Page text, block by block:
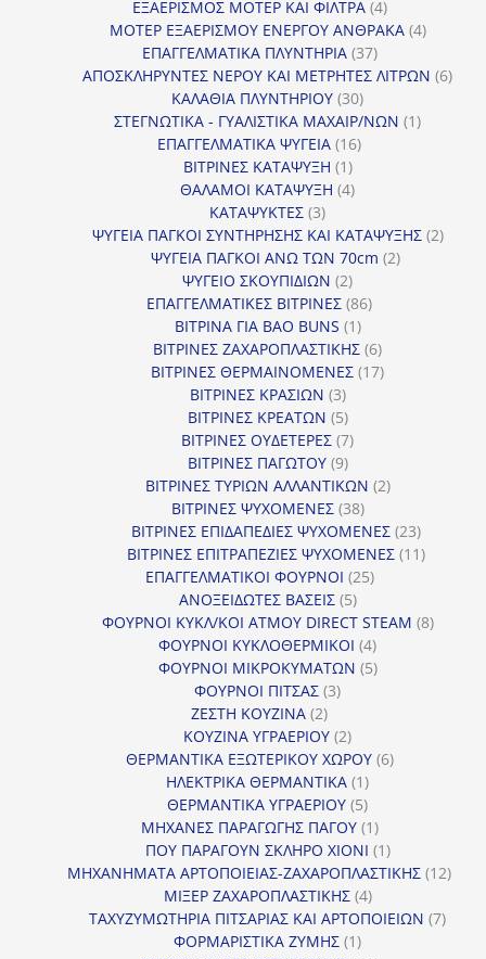
προϊόν
ΕΞΑΕΡΙΣΜΟΣ ΜΟΤΕΡ ΚΑΙ ΦΙΛΤΡΑ 44
προϊόντα
ΜΟΤΕΡ ΕΞΑΕΡΙΣΜΟΥ ΕΝΕΡΓΟΥ ΑΝΘΡΑΚΑ 44
ΕΠΑΓΓΕΛΜΑΤΙΚΑ ΠΛΥΝΤΗΡΙΑ 3737
προϊόντα
ΑΠΟΣΚΛΗΡΥΝΤΕΣ ΝΕΡΟΥ ΚΑΙ ΜΕΤΡΗΤΕΣ ΛΙΤΡΩΝ 66
ΚΑΛΑΘΙΑ ΠΛΥΝΤΗΡΙΟΥ 3030
προϊόντα
ΣΤΕΓΝΩΤΙΚΑ - ΓΥΑΛΙΣΤΙΚΑ ΜΑΧΑΙΡ/ΝΩΝ 11
ΕΠΑΓΓΕΛΜΑΤΙΚΑ ΨΥΓΕΙΑ 1616
ΒΙΤΡΙΝΕΣ ΚΑΤΑΨΥΞΗ 11
προϊόν
ΘΑΛΑΜΟΙ ΚΑΤΑΨΥΞΗ 44
ΚΑΤΑΨΥΚΤΕΣ 33
προϊόντα
ΨΥΓΕΙΑ ΠΑΓΚΟΙ ΣΥΝΤΗΡΗΣΗΣ ΚΑΙ ΚΑΤΑΨΥΞΗΣ 22
ΨΥΓΕΙΑ ΠΑΓΚΟΙ ΑΝΩ ΤΩΝ 70cm 22
ΨΥΓΕΙΟ ΣΚΟΥΠΙΔΙΩΝ 22
προϊόντα
ΕΠΑΓΓΕΛΜΑΤΙΚΕΣ ΒΙΤΡΙΝΕΣ 8686
ΒΙΤΡΙΝΑ ΓΙΑ BAO BUNS 11
προϊόν
ΒΙΤΡΙΝΕΣ ΖΑΧΑΡΟΠΛΑΣΤΙΚΗΣ 66
προϊόντα
ΒΙΤΡΙΝΕΣ ΘΕΡΜΑΙΝΟΜΕΝΕΣ 1717
ΒΙΤΡΙΝΕΣ ΚΡΑΣΙΩΝ 33
προϊόντα
ΒΙΤΡΙΝΕΣ ΚΡΕΑΤΩΝ 55
προϊόντα
ΒΙΤΡΙΝΕΣ ΟΥΔΕΤΕΡΕΣ 77
ΒΙΤΡΙΝΕΣ ΠΑΓΩΤΟΥ 99
προϊόντα
ΒΙΤΡΙΝΕΣ ΤΥΡΙΩΝ ΑΛΛΑΝΤΙΚΩΝ 22
ΒΙΤΡΙΝΕΣ ΨΥΧΟΜΕΝΕΣ 3838
προϊόντα
ΒΙΤΡΙΝΕΣ ΕΠΙΔΑΠΕΔΙΕΣ ΨΥΧΟΜΕΝΕΣ 2323
προϊόντα
ΒΙΤΡΙΝΕΣ ΕΠΙΤΡΑΠΕΖΙΕΣ ΨΥΧΟΜΕΝΕΣ 1111
ΕΠΑΓΓΕΛΜΑΤΙΚΟΙ ΦΟΥΡΝΟΙ 2525
ΑΝΟΞΕΙΔΩΤΕΣ ΒΑΣΕΙΣ 55
προϊόντα
ΦΟΥΡΝΟΙ ΚΥΚΛ/ΚΟΙ ΑΤΜΟΥ DIRECT STEAM 88
ΦΟΥΡΝΟΙ ΚΥΚΛΟΘΕΡΜΙΚΟΙ 44
προϊόντα
ΦΟΥΡΝΟΙ ΜΙΚΡΟΚΥΜΑΤΩΝ 55
ΦΟΥΡΝΟΙ ΠΙΤΣΑΣ 33
ΖΕΣΤΗ ΚΟΥΖΙΝΑ 22
προϊόντα
ΚΟΥΖΙΝΑ ΥΓΡΑΕΡΙΟΥ 22
προϊόντα
ΘΕΡΜΑΝΤΙΚΑ ΕΞΩΤΕΡΙΚΟΥ ΧΩΡΟΥ 66
ΗΛΕΚΤΡΙΚΑ ΘΕΡΜΑΝΤΙΚΑ 11
προϊόν
ΘΕΡΜΑΝΤΙΚΑ ΥΓΡΑΕΡΙΟΥ 55
προϊόντα
ΜΗΧΑΝΕΣ ΠΑΡΑΓΩΓΗΣ ΠΑΓΟΥ 11
προϊόν
ΠΟΥ ΠΑΡΑΓΟΥΝ ΣΚΛΗΡΟ ΧΙΟΝΙ 11
προϊόν
ΜΗΧΑΝΗΜΑΤΑ ΑΡΤΟΠΟΙΕΙΑΣ-ΖΑΧΑΡΟΠΛΑΣΤΙΚΗΣ 1212
ΜΙΞΕΡ ΖΑΧΑΡΟΠΛΑΣΤΙΚΗΣ 44
προϊόντα
ΤΑΧΥΖΥΜΩΤΗΡΙΑ ΠΙΤΣΑΡΙΑΣ ΚΑΙ ΑΡΤΟΠΟΙΕΙΩΝ 77
ΦΟΡΜΑΡΙΣΤΙΚΑ ΖΥΜΗΣ 11